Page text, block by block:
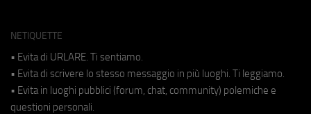
NETIQUETTE
• Evita di URLARE. Ti sentiamo.
• Evita di scrivere lo stesso messaggio in più luoghi. Ti leggiamo.
• Evita in luoghi pubblici (forum, chat, community) polemiche e
questioni personali.